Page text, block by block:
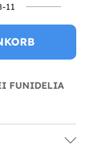
11
FUNIDELIA